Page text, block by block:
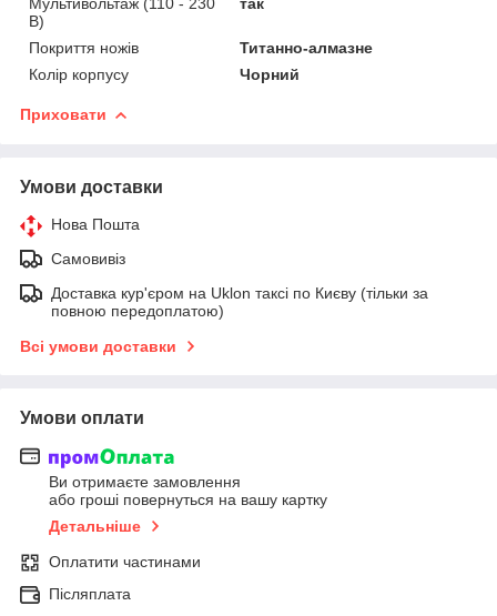
В)
Покриття ножів
Титанно-алмазне
Колір корпусу
Чорний
Приховати
Умови доставки
Нова Пошта
Самовивіз
Доставка кур'єром на Uklon таксі по Києву (тільки за
повною передоплатою)
Всі умови доставки
Умови оплати
Ви отримаєте замовлення
або гроші повернуться на вашу картку
Детальніше
Оплатити частинами
Післяплата